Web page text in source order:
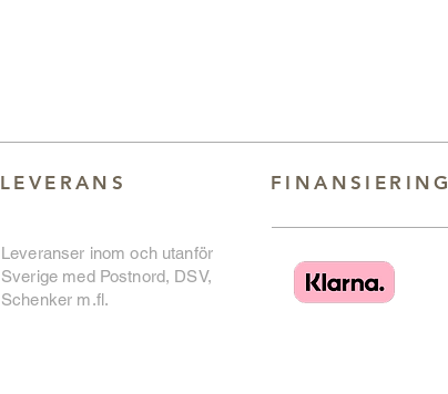
LEVERANS FINANSIERING
Leveranser inom och utanför
Sverige med Postnord, DSV,
Schenker m.fl.